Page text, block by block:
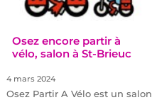
Osez encore partir à
vélo, salon à St-Brieuc
4 mars 2024
Osez Partir A Vélo est un salon